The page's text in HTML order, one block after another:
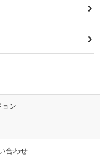
ン
合わせ